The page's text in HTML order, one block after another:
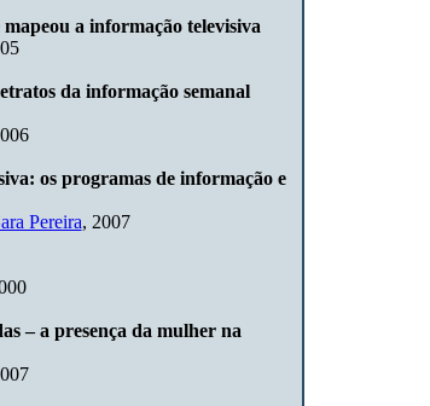
a informação televisiva
da informação semanal
os programas de informação e
Pereira, 2007
– a presença da mulher na